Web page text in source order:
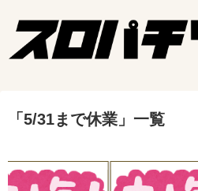
「 5/31まで休業 」 一覧